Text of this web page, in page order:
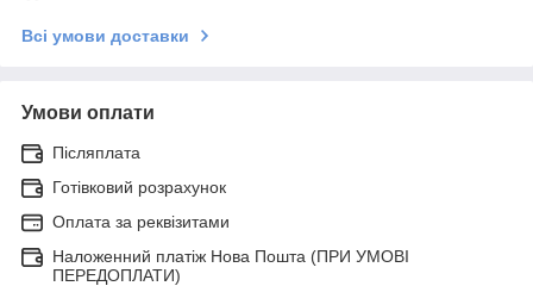
Всі умови доставки
Умови оплати
Післяплата
Готівковий розрахунок
Оплата за реквізитами
Наложенний платіж Нова Пошта (ПРИ УМОВІ
ПЕРЕДОПЛАТИ)